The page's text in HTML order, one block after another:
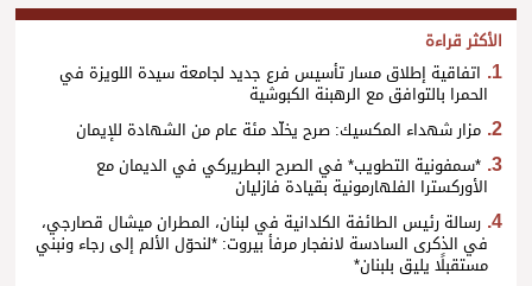
الأكثر قراءة
اتفاقية إطلاق مسار تأسيس فرع جديد لجامعة سيدة اللويزة في
الحمرا بالتوافق مع الرهبنة الكبوشية
مزار شهداء المكسيك: صرح يخلّد مئة عام من الشهادة للإيمان
*سمفونية التطويب* في الصرح البطريركي في الديمان مع
الأوركسترا الفلهارمونية بقيادة فازليان
رسالة رئيس الطائفة الكلدانية في لبنان، المطران ميشال قصارجي،
في الذكرى السادسة لانفجار مرفأ بيروت: *لنحوّل الألم إلى رجاء ونبني
مستقبلًا يليق بلبنان*